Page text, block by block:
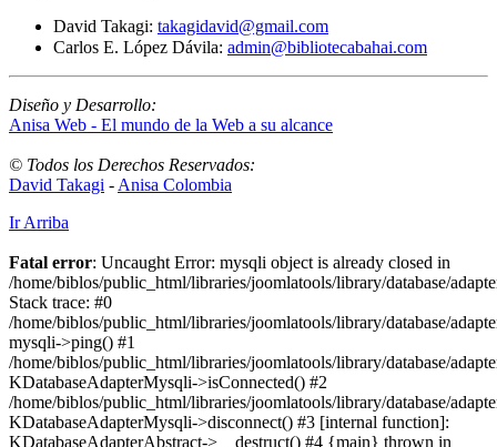
David Takagi: takagidavid@gmail.com
Carlos E. López Dávila: admin@bibliotecabahai.com
Diseño y Desarrollo:
Anisa Web - El mundo de la Web a su alcance
© Todos los Derechos Reservados:
David Takagi - Anisa Colombia
Ir Arriba
Fatal error: Uncaught Error: mysqli object is already closed in
/home/biblos/public_html/libraries/joomlatools/library/database/
Stack trace: #0
/home/biblos/public_html/libraries/joomlatools/library/database/
mysqli->ping() #1
/home/biblos/public_html/libraries/joomlatools/library/database/
KDatabaseAdapterMysqli->isConnected() #2
/home/biblos/public_html/libraries/joomlatools/library/database/
KDatabaseAdapterMysqli->disconnect() #3 [internal function]:
KDatabaseAdapterAbstract->__destruct() #4 {main} thrown in